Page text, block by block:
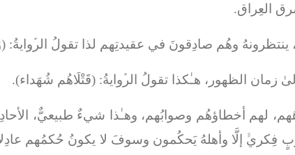
العِراق.
ينتظرونهُ وهُم صادِقونَ في عقيدتِهم لذا تقولُ الرﱢوايةُ: (
زمان الظهور، هـٰكذا تقولُ الرﱢوايةُ: (قَتْلَاهُم شُهَداء).
لهم أخطاؤهُم وصوابُهم، وهـٰذا شيءٌ طبيعيٌّ،
إلَّا وأهلهُ يَحكُمون وسوفَ لا يكونُ حُكمُهم عادِلاً